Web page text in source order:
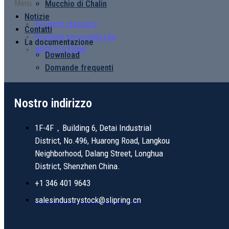
Mucchio di Chalin
Notizie
Contatti
La documentazione
Download
Domande frequenti
Menu
Prodotti standard
Prodotti personalizzati
APPLICAZIONI
Nostro indirizzo
1F-4F，Building 6, Detai Industrial
District, No.496, Huarong Road, Langkou
Neighborhood, Dalang Street, Longhua
District, Shenzhen China.
+1 346 401 9643
salesindustrystock@slipring.cn